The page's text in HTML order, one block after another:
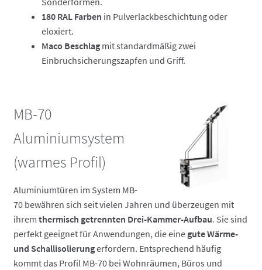
180 RAL Farben in Pulverlackbeschichtung oder
eloxiert.
Maco Beschlagmit standardmäßig zwei
Einbruchsicherungszapfen und Griff.
MB-70
Aluminiumsystem
(warmes Profil)
Aluminiumtüren im System MB-
70 bewähren sich seit vielen Jahren und überzeugen mit
ihrem thermisch getrennten Drei-Kammer-Aufbau. Sie sind
perfekt geeignet für Anwendungen, die einegute Wärme-
und Schallisolierungerfordern. Entsprechend häufig
kommt das Profil MB-70 bei Wohnräumen, Büros und